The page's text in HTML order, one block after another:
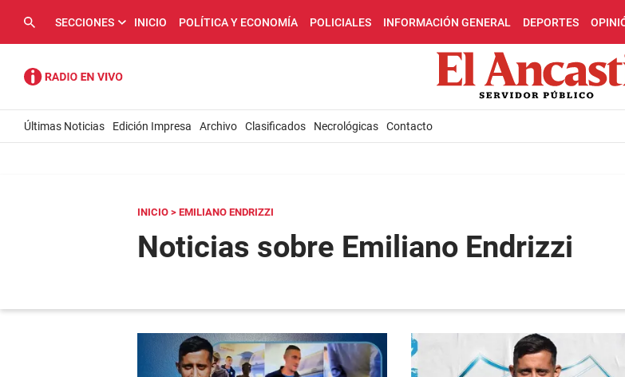
SECCIONES INICIO POLÍTICA Y ECONOMÍA POLICIALES INFORMACIÓN GENERAL DEPORTES
Últimas Noticias Edición Impresa Archivo Clasificados Necrológicas Contacto
INICIO > EMILIANO ENDRIZZI
Noticias sobre Emiliano Endrizzi